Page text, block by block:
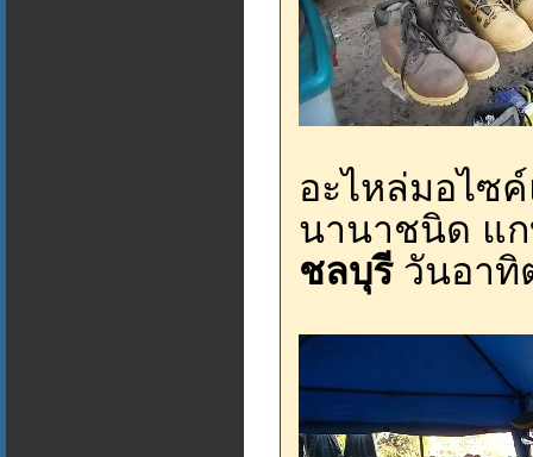
อะไหล่มอไซ
นานาชนิด แ
ชลบุรีวันอาทิ